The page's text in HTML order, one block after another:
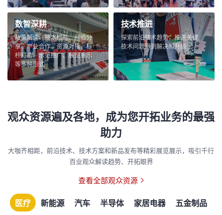
数智深耕
政策解读、技术赋能、经验分
享、产业合作、资源对接、标
杆打造、示范推广、展览展示
等多种形式
技术推进
探索前沿技术趋势，推进关键
技术问题得到解决和升级
观众资源遍及各地，成为您开拓业务的最强
助力
大咖齐相距，前沿技术、技术方案和新品发布等精彩展览展示，吸引千行
百业观众解读趋势、开拓眼界
查看全部观众资源
医疗 新能源 汽车 半导体 家居电器 五金制品